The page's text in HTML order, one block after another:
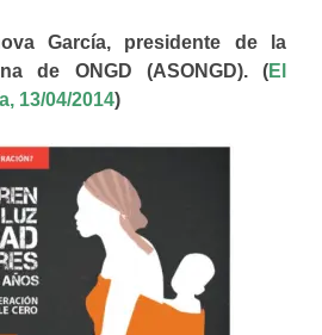
García, presidente de la
de ONGD (ASONGD). (El
13/04/2014)